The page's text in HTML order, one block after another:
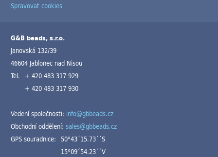
Spravovat cookies
G&B beads, s.r.o.
Janovská 132/39
46604 Jablonec nad Nisou
Tel. + 420 483 317 929
+ 420 483 317 930
Vedení společnosti: info@gbbeads.cz
Obchodní oddělení:sales@gbbeads.cz
GPS souradnice: 50°43´15.73´´S
15°09´54.23´´V